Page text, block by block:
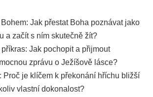
Jak přestat Boha poznávat jako
a začít s ním skutečně žít?
Jak pochopit a přijmout
zprávu o Ježíšově lásce?
Proč je klíčem k překonání hříchu bližší
vlastní dokonalost?